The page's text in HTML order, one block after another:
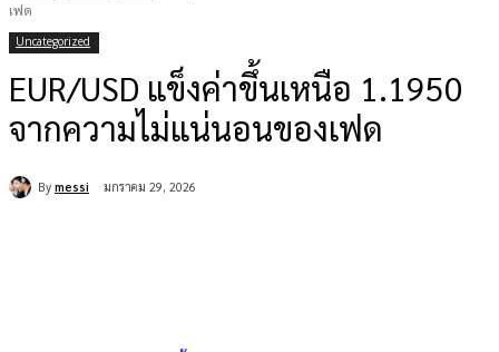
เฟด
Uncategorized
EUR/USD แข็งค่าขึ้นเหนือ 1.1950
จากความไม่แน่นอนของเฟด
By messi มกราคม 29, 2026